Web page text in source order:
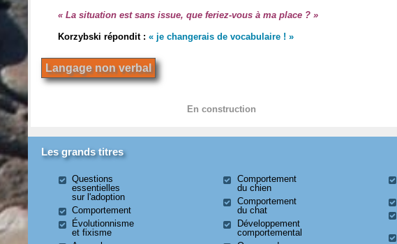
« La situation est sans issue, que feriez-vous à ma place ? »
Korzybski répondit :« je changerais de vocabulaire ! »
Langage non verbal
En construction
Les grands titres
Questions
essentielles
sur l'adoption
Comportement
Évolutionnisme
et fixisme
Comportement
du chien
Comportement
du chat
Développement
comportemental